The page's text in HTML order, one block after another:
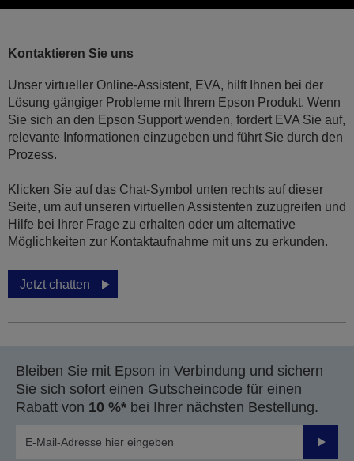
Kontaktieren Sie uns
Unser virtueller Online-Assistent, EVA, hilft Ihnen bei der
Lösung gängiger Probleme mit Ihrem Epson Produkt. Wenn
Sie sich an den Epson Support wenden, fordert EVA Sie auf,
relevante Informationen einzugeben und führt Sie durch den
Prozess.
Klicken Sie auf das Chat-Symbol unten rechts auf dieser
Seite, um auf unseren virtuellen Assistenten zuzugreifen und
Hilfe bei Ihrer Frage zu erhalten oder um alternative
Möglichkeiten zur Kontaktaufnahme mit uns zu erkunden.
Jetzt chatten
Bleiben Sie mit Epson in Verbindung und sichern
Sie sich sofort einen Gutscheincode für einen
Rabatt von 10 %* bei Ihrer nächsten Bestellung.